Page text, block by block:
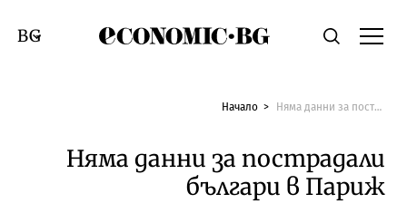
Economic.bgТърсене
Смяна на език
Начало Няма данни за пострадали българи в Париж
Няма данни за пострадали
българи в Париж